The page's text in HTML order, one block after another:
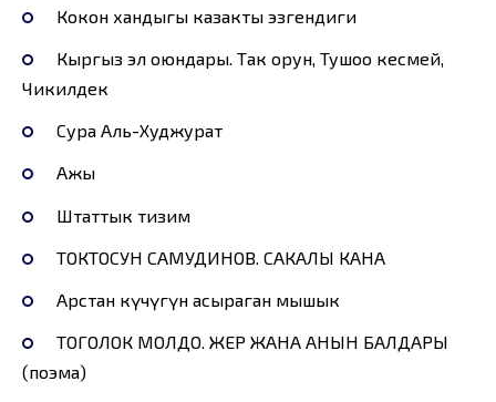
Кокон хандыгы казакты эзгендиги
Кыргыз эл оюндары. Так орун, Тушоо кесмей,
Чикилдек
Сура Аль-Худжурат
Ажы
Штаттык тизим
ТОКТОСУН САМУДИНОВ. САКАЛЫ КАНА
Арстан күчүгүн асыраган мышык
ТОГОЛОК МОЛДО. ЖЕР ЖАНА АНЫН БАЛДАРЫ
(поэма)